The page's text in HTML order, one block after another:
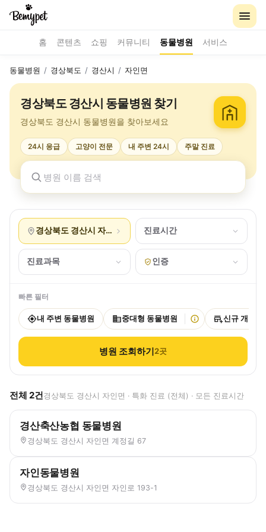
홈 콘텐츠 쇼핑 커뮤니티 동물병원 서비스
동물병원 / 경상북도 / 경산시 / 자인면
경상북도 경산시 동물병원 찾기
경상북도 경산시 동물병원을 찾아보세요
24시 응급 고양이 전문 내 주변 24시 주말 진료
경상북도 경산시 자인면 진료시간
진료과목 인증
빠른 필터
내 주변 동물병원 중대형 동물병원 신규 개원
병원 조회하기2곳
전체 2건경상북도 경산시 자인면 · 특화 진료 (전체) · 모든 진료시간
경산축산농협 동물병원
경상북도 경산시 자인면 계정길 67
자인동물병원
경상북도 경산시 자인면 자인로 193-1